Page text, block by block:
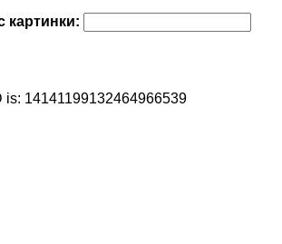
картинки:
is: 14141199132464966539